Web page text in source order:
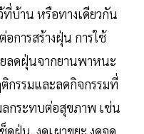
บ้าน หรือทางเดียวกัน
การสร้างฝุ่น การใช้
ลดฝุ่นจากยานพาหนะ
กรรมและลดกิจกรรมที่
กระทบต่อสุขภาพ เช่น